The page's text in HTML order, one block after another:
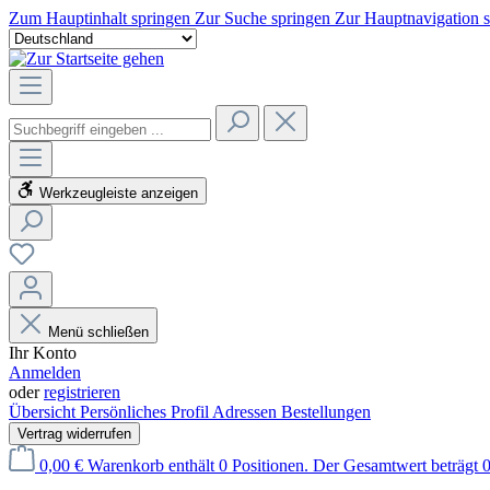
Zum Hauptinhalt springen Zur Suche springen Zur Hauptnavigation
Werkzeugleiste anzeigen
Menü schließen
Ihr Konto
Anmelden
oderregistrieren
Übersicht Persönliches Profil Adressen Bestellungen
Vertrag widerrufen
0,00 € Warenkorb enthält 0 Positionen. Der Gesamtwert beträgt